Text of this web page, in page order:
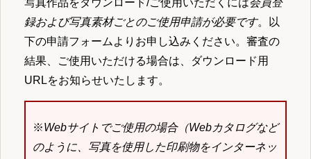
録および写真素材ごとのご使用申請が必要です。以
下の申請フォームよりお申し込みください。審査の
結果、ご使用いただける場合は、ダウンロード用
URLをお知らせいたします。
※Webサイトでご使用の場合（Webカタログなど
のように、写真を使用した印刷物をインターネッ